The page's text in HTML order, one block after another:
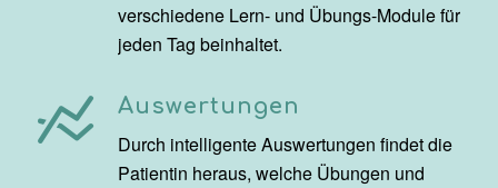
verschiedene Lern- und Übungs-Module für
jeden Tag beinhaltet.
Auswertungen
Durch intelligente Auswertungen findet die
Patientin heraus, welche Übungen und